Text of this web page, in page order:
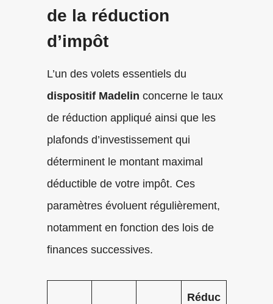
de la réduction
d’impôt
L’un des volets essentiels du
dispositif Madelin concerne le taux
de réduction appliqué ainsi que les
plafonds d’investissement qui
déterminent le montant maximal
déductible de votre impôt. Ces
paramètres évoluent régulièrement,
notamment en fonction des lois de
finances successives.
Réduc